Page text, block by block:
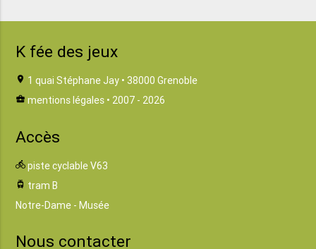
K fée des jeux
location_on 1 quai Stéphane Jay • 38000 Grenoble
business_center mentions légales • 2007 - 2026
Accès
directions_bike piste cyclable V63
tram tram B
Notre-Dame - Musée
Nous contacter